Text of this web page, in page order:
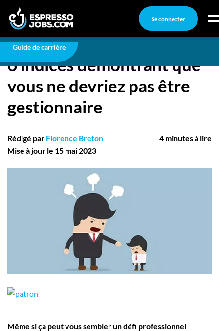
Se connecter
Connexion
Créez un compte
Emplois
Recherchez un emploi
Ma boîte à outils
Inscrivez-vous à l'infolettre
Employeurs
Publiez une offre d'emploi
Guide de carrière
Carrière
6 indices démontrant que vous ne devriez pas être
gestionnaire
6 indices démontrant que
vous ne devriez pas être
gestionnaire
Rédigé par Florence Breton
Mise à jour le 15 mai 2023
4 minutes à lire
Même si ça peut vous sembler un défi professionnel